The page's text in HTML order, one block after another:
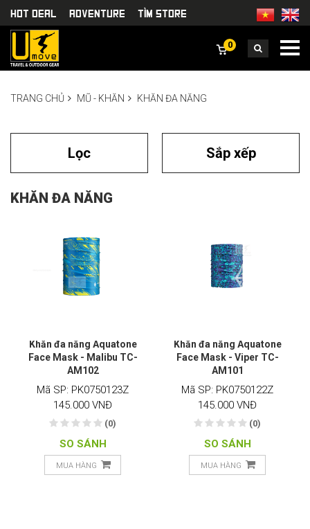
HOT DEAL Adventure TÌm Store
0
TRANG CHỦ MŨ - KHĂN KHĂN ĐA NĂNG
Lọc Sắp xếp
KHĂN ĐA NĂNG
Khăn đa năng Aquatone
Face Mask - Malibu TC-
AM102
Mã SP: PK0750123Z
145.000 VNĐ
(0)
SO SÁNH
MUA HÀNG
Khăn đa năng Aquatone
Face Mask - Viper TC-
AM101
Mã SP: PK0750122Z
145.000 VNĐ
(0)
SO SÁNH
MUA HÀNG